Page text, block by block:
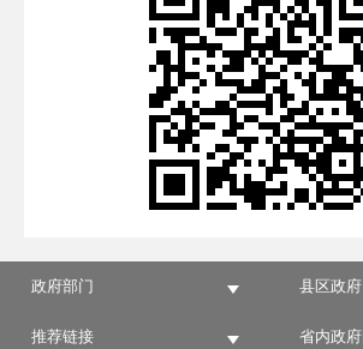
政府部门 县区政府
推荐链接 省内政